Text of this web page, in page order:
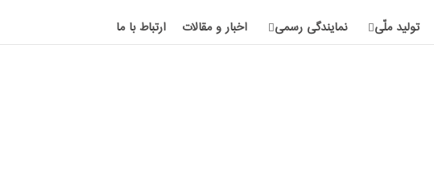
تولید ملّی نمایندگی رسمی اخبار و مقالات ارتباط با ما